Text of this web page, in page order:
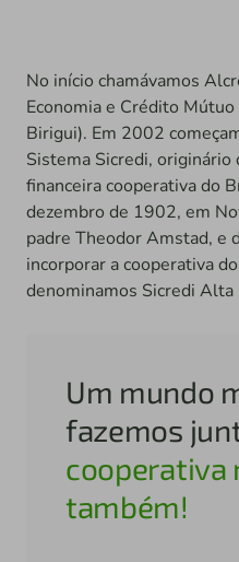
No início chamávamos
Economia e Crédito
Birigui). Em 2002
Sistema Sicredi,
financeira cooperativa do
dezembro de 1902, em
padre Theodor Amstad, e
incorporar a cooperativa
denominamos Sicredi Alta
Um mundo
fazemos
cooperativa
também!